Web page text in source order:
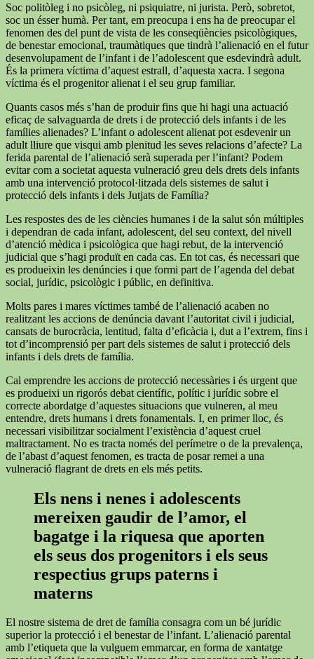
Soc politòleg i no psicòleg, ni psiquiatre, ni jurista. Però, sobretot,
soc un ésser humà. Per tant, em preocupa i ens ha de preocupar el
fenomen des del punt de vista de les conseqüències psicològiques,
de benestar emocional, traumàtiques que tindrà l’alienació en el futur
desenvolupament de l’infant i de l’adolescent que esdevindrà adult.
És la primera víctima d’aquest estrall, d’aquesta xacra. I segona
víctima és el progenitor alienat i el seu grup familiar.
Quants casos més s’han de produir fins que hi hagi una actuació
eficaç de salvaguarda de drets i de protecció dels infants i de les
famílies alienades? L’infant o adolescent alienat pot esdevenir un
adult lliure que visqui amb plenitud les seves relacions d’afecte? La
ferida parental de l’alienació serà superada per l’infant? Podem
evitar com a societat aquesta vulneració greu dels drets dels infants
amb una intervenció protocol·litzada dels sistemes de salut i
protecció dels infants i dels Jutjats de Família?
Les respostes des de les ciències humanes i de la salut són múltiples
i dependran de cada infant, adolescent, del seu context, del nivell
d’atenció mèdica i psicològica que hagi rebut, de la intervenció
judicial que s’hagi produït en cada cas. En tot cas, és necessari que
es produeixin les denúncies i que formi part de l’agenda del debat
social, jurídic, psicològic i públic, en definitiva.
Molts pares i mares víctimes també de l’alienació acaben no
realitzant les accions de denúncia davant l’autoritat civil i judicial,
cansats de burocràcia, lentitud, falta d’eficàcia i, dut a l’extrem, fins i
tot d’incomprensió per part dels sistemes de salut i protecció dels
infants i dels drets de família.
Cal emprendre les accions de protecció necessàries i és urgent que
es produeixi un rigorós debat científic, polític i jurídic sobre el
correcte abordatge d’aquestes situacions que vulneren, al meu
entendre, drets humans i drets fonamentals. I, en primer lloc, és
necessari visibilitzar socialment l’existència d’aquest cruel
maltractament. No es tracta només del perímetre o de la prevalença,
de l’abast d’aquest fenomen, es tracta de posar remei a una
vulneració flagrant de drets en els més petits.
Els nens i nenes i adolescents
mereixen gaudir de l’amor, el
bagatge i la riquesa que aporten
els seus dos progenitors i els seus
respectius grups paterns i
materns
El nostre sistema de dret de família consagra com un bé jurídic
superior la protecció i el benestar de l’infant. L’alienació parental
amb l’etiqueta que la vulguem emmarcar, en forma de xantatge